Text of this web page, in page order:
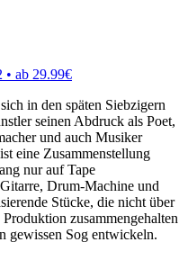
• ab 29.99€
in den späten Siebzigern
seinen Abdruck als Poet,
und auch Musiker
ist eine Zusammenstellung
nur auf Tape
Drum-Machine und
Stücke, die nicht über
zusammengehalten
gewissen Sog entwickeln.